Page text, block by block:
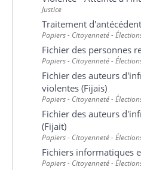
Justice
Traitement
Papiers - Citoyenneté -
Fichier des personnes
Papiers - Citoyenneté -
Fichier des auteurs
violentes (Fijais)
Papiers - Citoyenneté -
Fichier des auteurs
(Fijait)
Papiers - Citoyenneté -
Fichiers informatiques
Papiers - Citoyenneté -